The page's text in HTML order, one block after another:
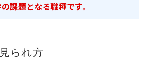
課題となる職種です。
られ方